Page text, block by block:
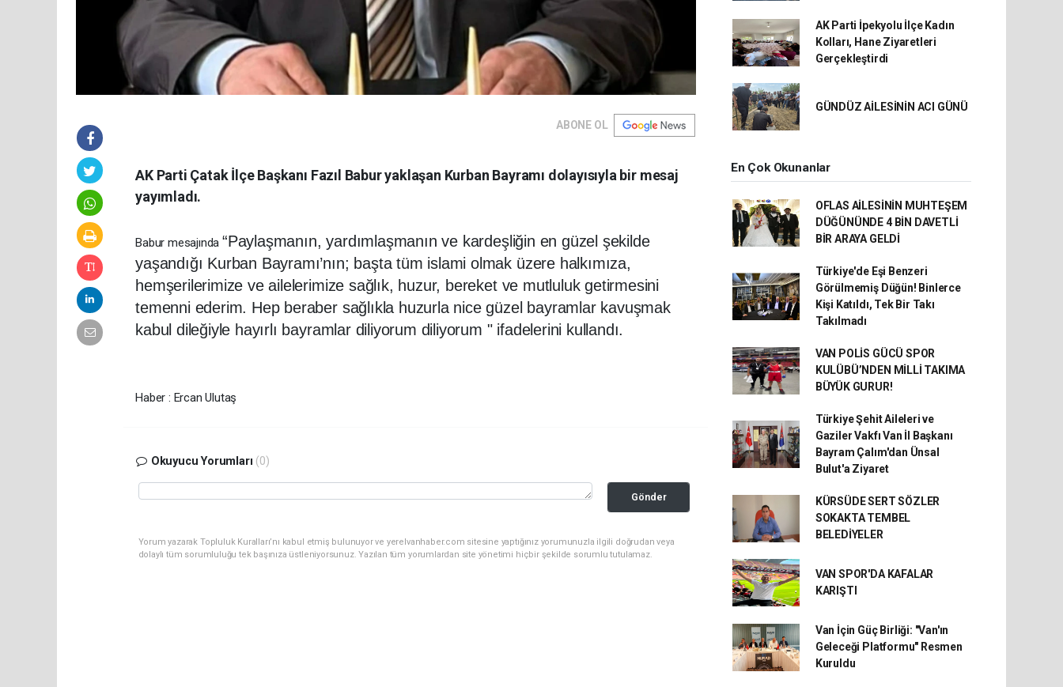
ABONE OL
AK Parti Çatak İlçe Başkanı Fazıl Babur yaklaşan Kurban Bayramı dolayısıyla bir mesaj
yayımladı.
Babur mesajında“Paylaşmanın, yardımlaşmanın ve kardeşliğin en güzel şekilde
yaşandığı Kurban Bayramı’nın; başta tüm islami olmak üzere halkımıza,
hemşerilerimize ve ailelerimize sağlık, huzur, bereket ve mutluluk getirmesini
temenni ederim. Hep beraber sağlıkla huzurla nice güzel bayramlar kavuşmak
kabul dileğiyle hayırlı bayramlar diliyorum diliyorum " ifadelerini kullandı.
Haber : Ercan Ulutaş
Okuyucu Yorumları (0)
Gönder
Yorum yazarak Topluluk Kuralları’nı kabul etmiş bulunuyor ve yerelvanhaber.com sitesine yaptığınız yorumunuzla ilgili doğrudan veya
dolaylı tüm sorumluluğu tek başınıza üstleniyorsunuz. Yazılan tüm yorumlardan site yönetimi hiçbir şekilde sorumlu tutulamaz.
AK Parti İpekyolu İlçe Kadın
Kolları, Hane Ziyaretleri
Gerçekleştirdi
GÜNDÜZ AİLESİNİN ACI GÜNÜ
En Çok Okunanlar
OFLAS AİLESİNİN MUHTEŞEM
DÜĞÜNÜNDE 4 BİN DAVETLİ
BİR ARAYA GELDİ
Türkiye'de Eşi Benzeri
Görülmemiş Düğün! Binlerce
Kişi Katıldı, Tek Bir Takı
Takılmadı
VAN POLİS GÜCÜ SPOR
KULÜBÜ’NDEN MİLLİ TAKIMA
BÜYÜK GURUR!
Türkiye Şehit Aileleri ve
Gaziler Vakfı Van İl Başkanı
Bayram Çalım'dan Ünsal
Bulut'a Ziyaret
KÜRSÜDE SERT SÖZLER
SOKAKTA TEMBEL
BELEDİYELER
VAN SPOR'DA KAFALAR
KARIŞTI
Van İçin Güç Birliği: "Van'ın
Geleceği Platformu" Resmen
Kuruldu